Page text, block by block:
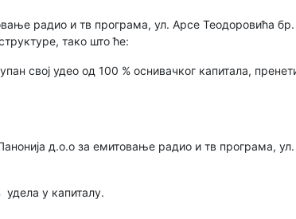
радио и тв програма, ул. Арсе Теодоровића
тако што ће:
свој удео од 100 % оснивачког капитала,
д.о.о за емитовање радио и тв програма,
у капиталу.